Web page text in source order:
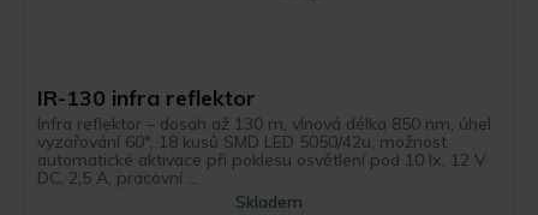
IR-130 infra reflektor
Infra reflektor – dosah až 130 m, vlnová délka 850 nm, úhel
vyzařování 60°, 18 kusů SMD LED 5050/42u, možnost
automatické aktivace při poklesu osvětlení pod 10 lx, 12 V
DC, 2,5 A, pracovní ...
Skladem